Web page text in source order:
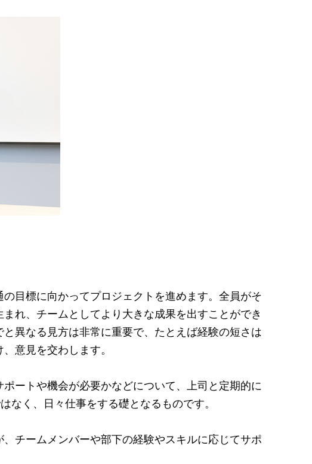
目標に向かってプロジェクトを進めます。全員がそ
れ、チームとしてより大きな成果を出すことができ
異なる見方は非常に重要で、たとえば経験の短さは
意見を交わします。
ートや機会が必要かなどについて、上司と定期的に
なく、日々仕事をする礎となるものです。
チームメンバーや部下の経験やスキルに応じてサポ